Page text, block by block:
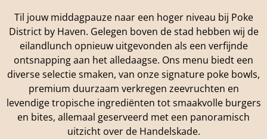
Til jouw middagpauze naar een hoger niveau bij Poke
District by Haven. Gelegen boven de stad hebben wij de
eilandlunch opnieuw uitgevonden als een verfijnde
ontsnapping aan het alledaagse. Ons menu biedt een
diverse selectie smaken, van onze signature poke bowls,
premium duurzaam verkregen zeevruchten en
levendige tropische ingrediënten tot smaakvolle burgers
en bites, allemaal geserveerd met een panoramisch
uitzicht over de Handelskade.